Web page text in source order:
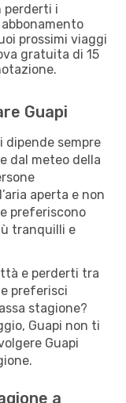
perderti i
prossimi viaggi
gratuita di 15
Guapi
dipende sempre
dal meteo della
aperta e non
preferiscono
tranquilli e
e perderti tra
preferisci
stagione?
Guapi non ti
Guapi
a